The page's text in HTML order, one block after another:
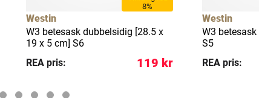
8%
Westin
W3 betesask dubbelsidig [28.5 x
19 x 5 cm] S6
REA pris:
119 kr
Westin
W3
S5
REA pris: